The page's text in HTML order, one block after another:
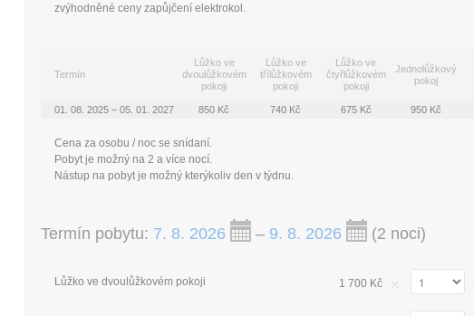
zvýhodněné ceny zapůjčení elektrokol.
Termín
Lůžko ve
dvoulůžkovém
pokoji
Lůžko ve
třílůžkovém
pokoji
Lůžko ve
čtyřlůžkovém
pokoji
Jednolůžkový
pokoj
01. 08. 2025 – 05. 01. 2027
850 Kč 740 Kč 675 Kč 950 Kč
Cena za osobu / noc se snídaní.
Pobyt je možný na 2 a více nocí.
Nástup na pobyt je možný kterýkoliv den v týdnu.
Termín pobytu: 7. 8. 2026 – 9. 8. 2026 (2 noci)
Lůžko ve dvoulůžkovém pokoji 1 700 Kč